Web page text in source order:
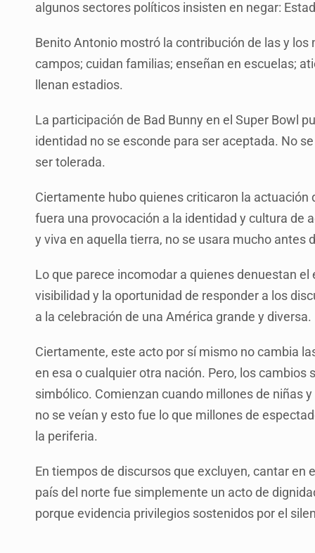
algunos sectores políticos insisten en negar:
Benito Antonio mostró la contribución de las y
campos; cuidan familias; enseñan en escuelas;
llenan estadios.
La participación de Bad Bunny en el Super Bowl
identidad no se esconde para ser aceptada. No
ser tolerada.
Ciertamente hubo quienes criticaron la
fuera una provocación a la identidad y cultura de
y viva en aquella tierra, no se usara mucho antes
Lo que parece incomodar a quienes denuestan
visibilidad y la oportunidad de responder a los
a la celebración de una América grande y diversa.
Ciertamente, este acto por sí mismo no cambia
en esa o cualquier otra nación. Pero, los
simbólico. Comienzan cuando millones de niñas
no se veían y esto fue lo que millones de
la periferia.
En tiempos de discursos que excluyen, cantar
país del norte fue simplemente un acto de
porque evidencia privilegios sostenidos por el